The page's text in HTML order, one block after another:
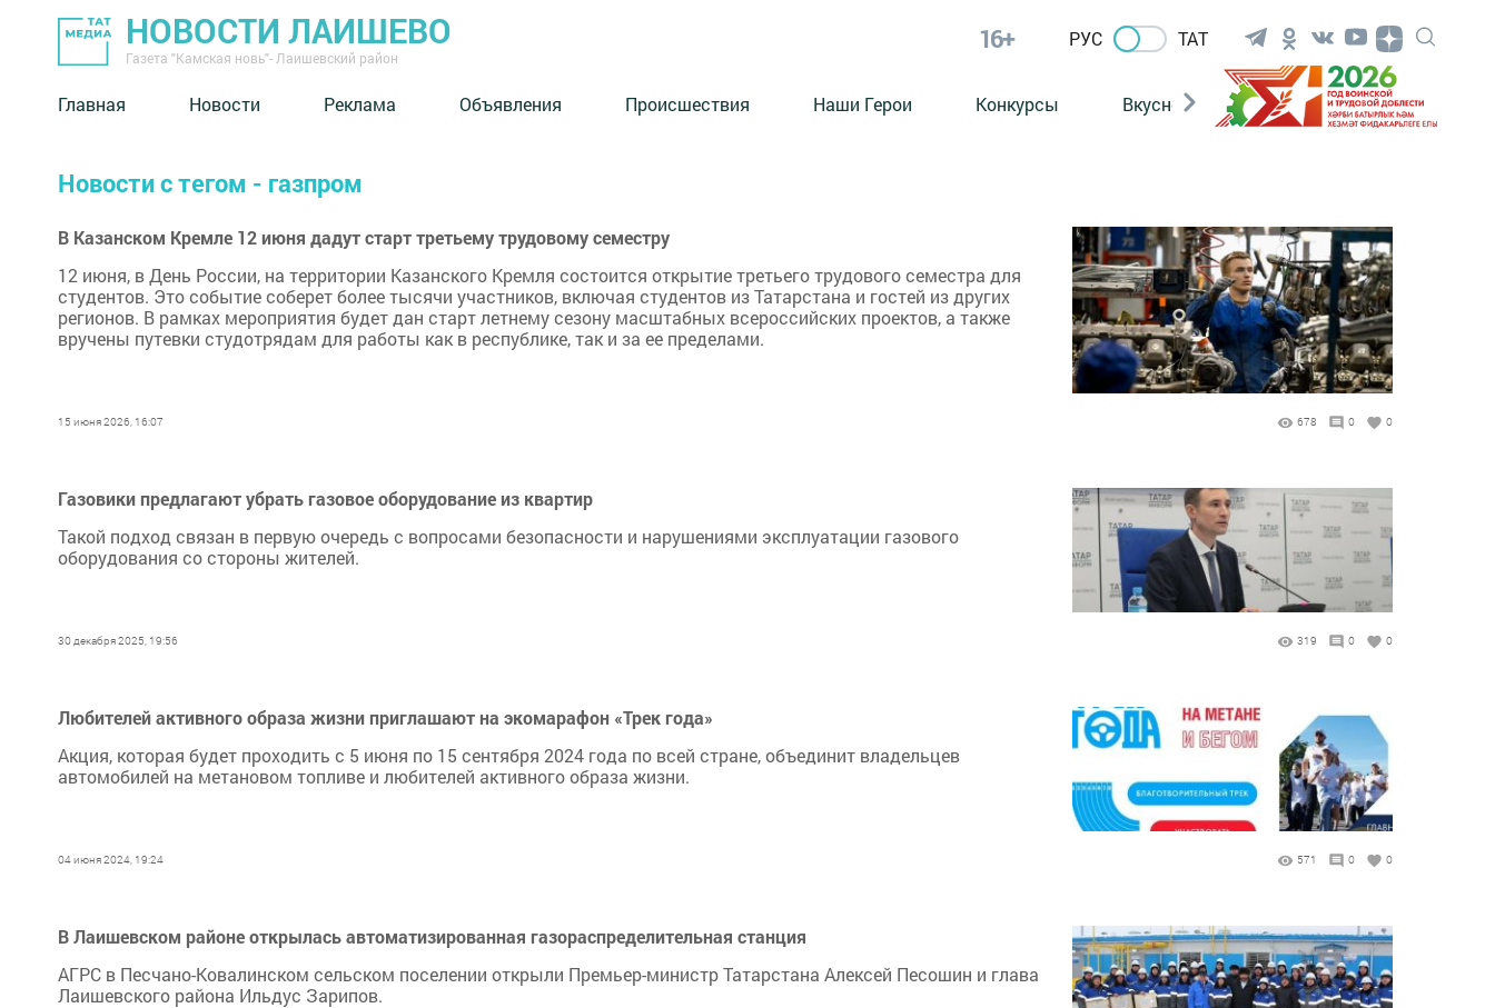
НОВОСТИ ЛАИШЕВО
Газета "Камская новь"- Лаишевский район
16+ РУС ТАТ
Главная Новости Реклама Объявления Происшествия Наши Герои Конкурсы Вкусности Фотогалерея
Новости с тегом - газпром
В Казанском Кремле 12 июня дадут старт третьему трудовому семестру
12 июня, в День России, на территории Казанского Кремля состоится открытие третьего трудового семестра для
студентов. Это событие соберет более тысячи участников, включая студентов из Татарстана и гостей из других
регионов. В рамках мероприятия будет дан старт летнему сезону масштабных всероссийских проектов, а также
вручены путевки студотрядам для работы как в республике, так и за ее пределами.
15 июня 2026, 16:07 678 0 0
Газовики предлагают убрать газовое оборудование из квартир
Такой подход связан в первую очередь с вопросами безопасности и нарушениями эксплуатации газового
оборудования со стороны жителей.
30 декабря 2025, 19:56 319 0 0
Любителей активного образа жизни приглашают на экомарафон «Трек года»
Акция, которая будет проходить с 5 июня по 15 сентября 2024 года по всей стране, объединит владельцев
автомобилей на метановом топливе и любителей активного образа жизни.
04 июня 2024, 19:24 571 0 0
В Лаишевском районе открылась автоматизированная газораспределительная станция
АГРС в Песчано-Ковалинском сельском поселении открыли Премьер-министр Татарстана Алексей Песошин и глава
Лаишевского района Ильдус Зарипов.